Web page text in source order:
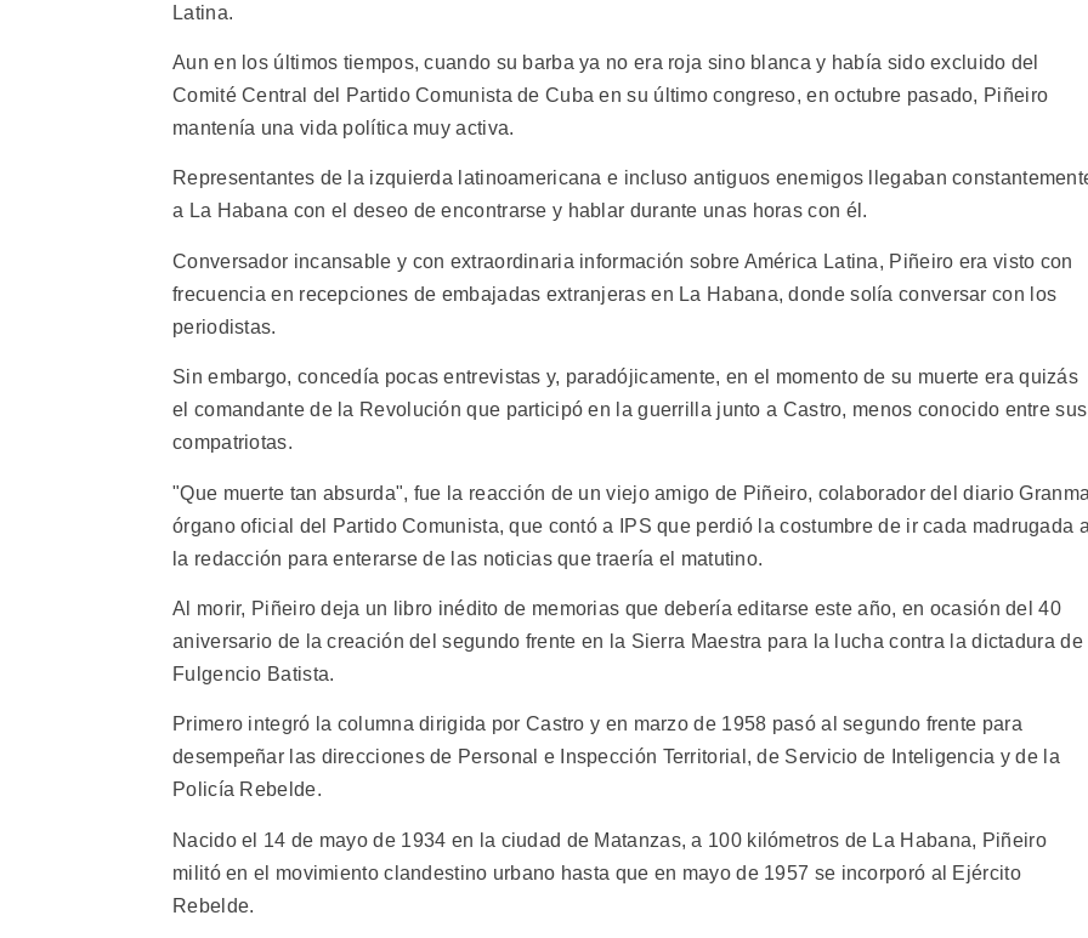
Latina.
Aun en los últimos tiempos, cuando su barba ya no era roja sino blanca y había sido excluido del
Comité Central del Partido Comunista de Cuba en su último congreso, en octubre pasado, Piñeiro
mantenía una vida política muy activa.
Representantes de la izquierda latinoamericana e incluso antiguos enemigos llegaban
a La Habana con el deseo de encontrarse y hablar durante unas horas con él.
Conversador incansable y con extraordinaria información sobre América Latina, Piñeiro era visto con
frecuencia en recepciones de embajadas extranjeras en La Habana, donde solía conversar con los
periodistas.
Sin embargo, concedía pocas entrevistas y, paradójicamente, en el momento de su muerte era quizás
el comandante de la Revolución que participó en la guerrilla junto a Castro, menos conocido entre sus
compatriotas.
"Que muerte tan absurda", fue la reacción de un viejo amigo de Piñeiro, colaborador del diario
órgano oficial del Partido Comunista, que contó a IPS que perdió la costumbre de ir cada madrugada
la redacción para enterarse de las noticias que traería el matutino.
Al morir, Piñeiro deja un libro inédito de memorias que debería editarse este año, en ocasión del 40
aniversario de la creación del segundo frente en la Sierra Maestra para la lucha contra la dictadura de
Fulgencio Batista.
Primero integró la columna dirigida por Castro y en marzo de 1958 pasó al segundo frente para
desempeñar las direcciones de Personal e Inspección Territorial, de Servicio de Inteligencia y de la
Policía Rebelde.
Nacido el 14 de mayo de 1934 en la ciudad de Matanzas, a 100 kilómetros de La Habana, Piñeiro
militó en el movimiento clandestino urbano hasta que en mayo de 1957 se incorporó al Ejército
Rebelde.